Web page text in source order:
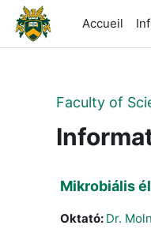
Passer au contenu principal
Accueil
Faculty of
Mikrobiális
Oktató: Dr.